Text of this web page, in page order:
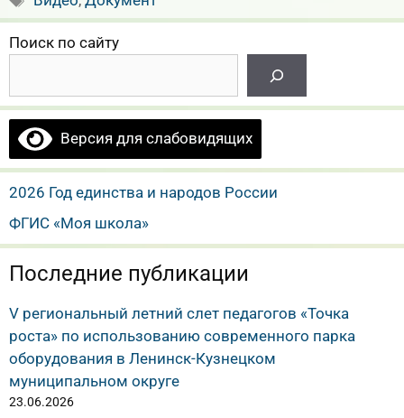
Поиск по сайту
Версия для слабовидящих
2026 Год единства и народов России
ФГИС «Моя школа»
Последние публикации
V региональный летний слет педагогов «Точка
роста» по использованию современного парка
оборудования в Ленинск-Кузнецком
муниципальном округе
23.06.2026